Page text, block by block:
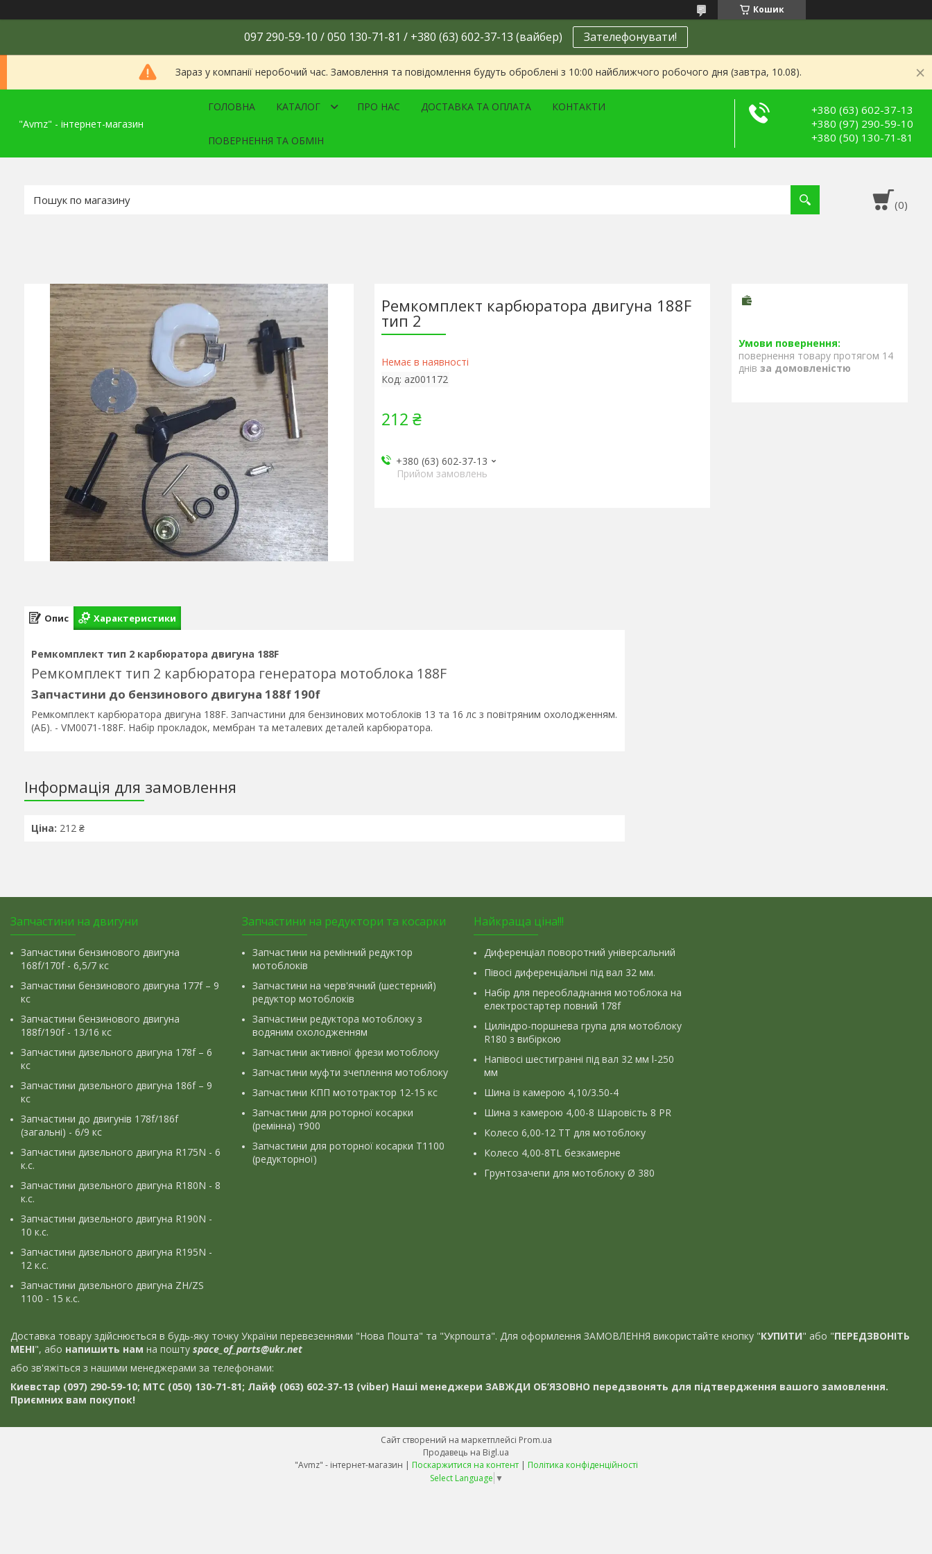
Кошик
097 290-59-10 / 050 130-71-81 / +380 (63) 602-37-13 (вайбер) Зателефонувати!
Зараз у компанії неробочий час. Замовлення та повідомлення будуть оброблені з 10:00 найближчого робочого дня (завтра, 10.08).
"Avmz" - інтернет-магазин
ГОЛОВНА КАТАЛОГ ПРО НАС ДОСТАВКА ТА ОПЛАТА КОНТАКТИ
ПОВЕРНЕННЯ ТА ОБМІН
+380 (63) 602-37-13
+380 (97) 290-59-10
+380 (50) 130-71-81
Ремкомплект карбюратора двигуна 188F
тип 2
Немає в наявності
Код: az001172
212 ₴
+380 (63) 602-37-13
Прийом замовлень
повернення товару протягом 14
днів за домовленістю
Опис Характеристики
Ремкомплект тип 2 карбюратора двигуна 188F
Ремкомплект тип 2 карбюратора генератора мотоблока 188F
Запчастини до бензинового двигуна 188f 190f
Ремкомплект карбюратора двигуна 188F. Запчастини для бензинових мотоблоків 13 та 16 лс з повітряним охолодженням.
(АБ). - VM0071-188F. Набір прокладок, мембран та металевих деталей карбюратора.
Інформація для замовлення
Ціна: 212 ₴
Запчастини на двигуни
Запчастини бензинового двигуна
168f/170f - 6,5/7 кс
Запчастини бензинового двигуна 177f – 9
кс
Запчастини бензинового двигуна
188f/190f - 13/16 кс
Запчастини дизельного двигуна 178f – 6
кс
Запчастини дизельного двигуна 186f – 9
кс
Запчастини до двигунів 178f/186f
(загальні) - 6/9 кс
Запчастини дизельного двигуна R175N - 6
к.с.
Запчастини дизельного двигуна R180N - 8
к.с.
Запчастини дизельного двигуна R190N -
10 к.с.
Запчастини дизельного двигуна R195N -
12 к.с.
Запчастини дизельного двигуна ZH/ZS
1100 - 15 к.с.
Запчастини на редуктори та косарки
Запчастини на ремінний редуктор
мотоблоків
Запчастини на черв'ячний (шестерний)
редуктор мотоблоків
Запчастини редуктора мотоблоку з
водяним охолодженням
Запчастини активної фрези мотоблоку
Запчастини муфти зчеплення мотоблоку
Запчастини КПП мототрактор 12-15 кс
Запчастини для роторної косарки
(ремінна) т900
Запчастини для роторної косарки Т1100
(редукторної)
Найкраща ціна!!!
Диференціал поворотний універсальний
Півосі диференціальні під вал 32 мм.
Набір для переобладнання мотоблока на
електростартер повний 178f
Циліндро-поршнева група для мотоблоку
R180 з вибіркою
Напівосі шестигранні під вал 32 мм l-250
мм
Шина із камерою 4,10/3.50-4
Шина з камерою 4,00-8 Шаровість 8 PR
Колесо 6,00-12 ТТ для мотоблоку
Колесо 4,00-8TL безкамерне
Грунтозачепи для мотоблоку Ø 380
Доставка товару здійснюється в будь-яку точку України перевезеннями "Нова Пошта" та "Укрпошта". Для оформлення ЗАМОВЛЕННЯ використайте кнопку "КУПИТИ" або "ПЕРЕДЗВОНІТЬ
МЕНІ", або напишить нам на пошту space_of_parts@ukr.net
або зв'яжіться з нашими менеджерами за телефонами:
Киевстар (097) 290-59-10; МТС (050) 130-71-81; Лайф (063) 602-37-13 (viber) Наші менеджери ЗАВЖДИ ОБ’ЯЗОВНО передзвонять для підтвердження вашого замовлення.
Приємних вам покупок!
Сайт створений на маркетплейсі Prom.ua
Продавець на Bigl.ua
"Avmz" - інтернет-магазин | Поскаржитися на контент | Політика конфіденційності
Select Language ▼